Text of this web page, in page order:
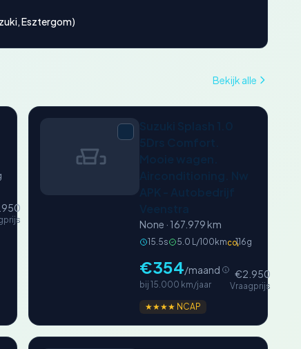
Esztergom)
Bekijk alle
None · 167.979 km
15.5s 5.0 L/100kmCO₂116g
€354/maand
bij 15.000 km/jaar
€2.950
Vraagprijs
★★★★ NCAP